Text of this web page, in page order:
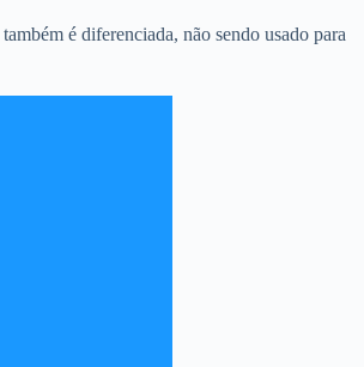
é diferenciada, não sendo usado para